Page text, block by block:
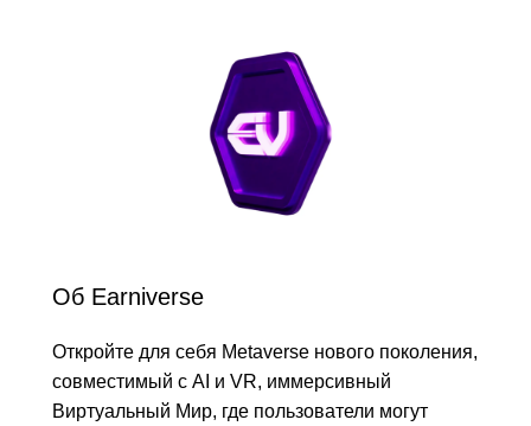
Об Earniverse
Откройте для себя Metaverse нового поколения,
совместимый с AI и VR, иммерсивный
Виртуальный Мир, где пользователи могут